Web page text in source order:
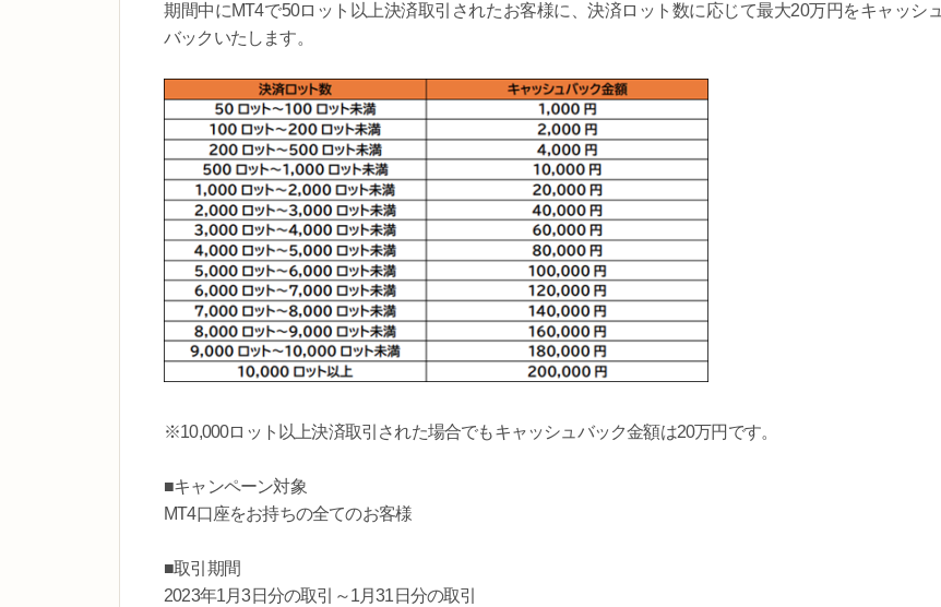
期間中にMT4で50ロット以上決済取引されたお客様に、決済ロット数に応じて最大20万円をキャッシュ
バックいたします。
※10,000ロット以上決済取引された場合でもキャッシュバック金額は20万円です。
■キャンペーン対象
MT4口座をお持ちの全てのお客様
■取引期間
2023年1月3日分の取引～1月31日分の取引